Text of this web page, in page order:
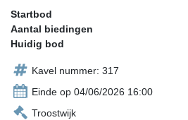
Startbod
Aantal biedingen
Huidig bod
Kavel nummer: 317
Einde op 04/06/2026 16:00
Troostwijk